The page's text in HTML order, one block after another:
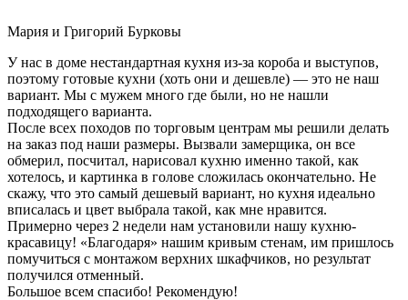
Мария и Григорий Бурковы
У нас в доме нестандартная кухня из-за короба и выступов,
поэтому готовые кухни (хоть они и дешевле) — это не наш
вариант. Мы с мужем много где были, но не нашли
подходящего варианта.
После всех походов по торговым центрам мы решили делать
на заказ под наши размеры. Вызвали замерщика, он все
обмерил, посчитал, нарисовал кухню именно такой, как
хотелось, и картинка в голове сложилась окончательно. Не
скажу, что это самый дешевый вариант, но кухня идеально
вписалась и цвет выбрала такой, как мне нравится.
Примерно через 2 недели нам установили нашу кухню-
красавицу! «Благодаря» нашим кривым стенам, им пришлось
помучиться с монтажом верхних шкафчиков, но результат
получился отменный.
Большое всем спасибо! Рекомендую!